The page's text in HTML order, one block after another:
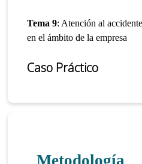
Tema 9: Atención al
en el ámbito de la empresa
Caso Práctico
Metodología